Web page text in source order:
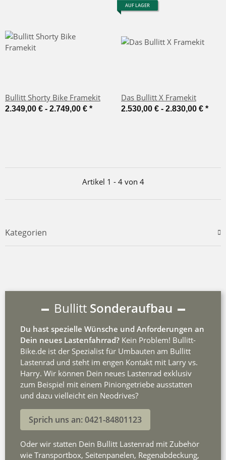
Bullitt Shorty Bike Framekit
2.349,00 € - 2.749,00 € *
AUF LAGER
Das Bullitt X Framekit
2.530,00 € - 2.830,00 € *
Artikel 1 - 4 von 4
Kategorien
Bullitt Sonderaufbau
Du hast spezielle Wünsche und Anforderungen an
Dein neues Lastenfahrrad? Kein Problem! Bullitt-
Bike.de ist der Spezialist für Umbauten am Bullitt
Lastenrad und steht im engen Kontakt mit Larry vs.
Harry. Wir können Dein neues Lastenrad exklusiv
zum Beispiel mit einem Piniongetriebe ausstatten
und dazu vielleicht ein Neodrives?
Sprich uns an: 0421-84801123
Oder wir statten Dein Bullitt Lastenrad mit Zubehör
wie Transportbox, Seitenpanelen, Regenabdeckung,